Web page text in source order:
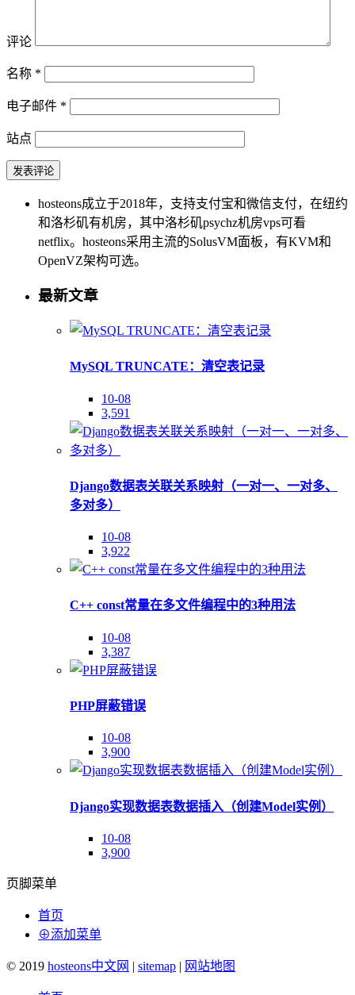
评论
名称 *
电子邮件 *
站点
hosteons成立于2018年，支持支付宝和微信支付，在纽约
和洛杉矶有机房，其中洛杉矶psychz机房vps可看
netflix。hosteons采用主流的SolusVM面板，有KVM和
OpenVZ架构可选。
最新文章
MySQL TRUNCATE：清空表记录
10-08
3,591
Django数据表关联关系映射（一对一、一对多、
多对多）
10-08
3,922
C++ const常量在多文件编程中的3种用法
10-08
3,387
PHP屏蔽错误
10-08
3,900
Django实现数据表数据插入（创建Model实例）
10-08
3,900
页脚菜单
首页
⊕添加菜单
© 2019 hosteons中文网 | sitemap | 网站地图